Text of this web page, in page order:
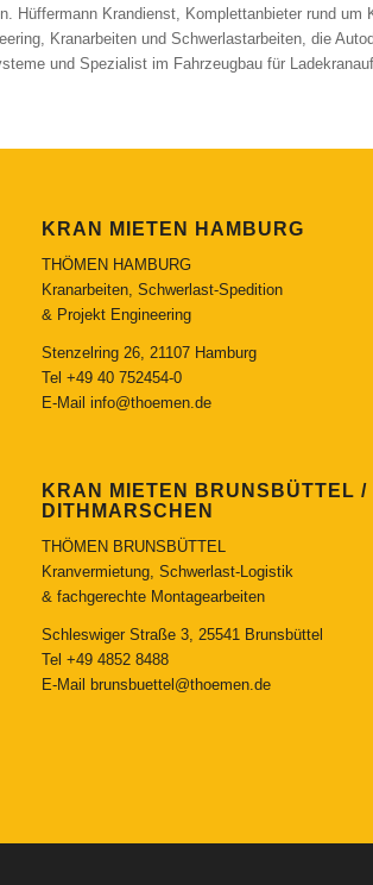
Hüffermann Krandienst, Komplettanbieter rund
Kranarbeiten und Schwerlastarbeiten, die
und Spezialist im Fahrzeugbau für
KRAN MIETEN HAMBURG
THÖMEN HAMBURG
Kranarbeiten, Schwerlast-Spedition
& Projekt Engineering
Stenzelring 26, 21107 Hamburg
Tel +49 40 752454-0
E-Mail info@thoemen.de
KRAN MIETEN BRUNSBÜTTEL /
DITHMARSCHEN
THÖMEN BRUNSBÜTTEL
Kranvermietung, Schwerlast-Logistik
& fachgerechte Montagearbeiten
Schleswiger Straße 3, 25541 Brunsbüttel
Tel +49 4852 8488
E-Mail brunsbuettel@thoemen.de